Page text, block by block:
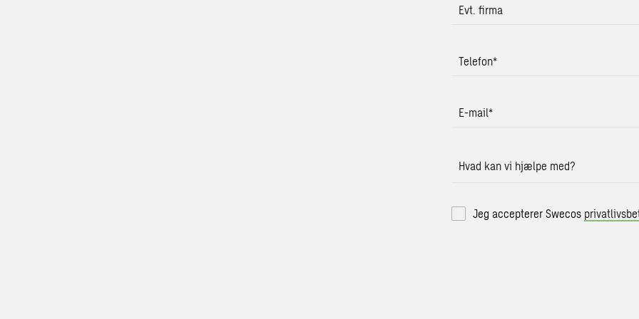
Evt. firma
Telefon*
E-mail*
Hvad kan vi hjælpe med?
Jeg accepterer Swecos